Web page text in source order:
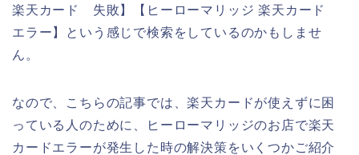
楽天カード 失敗】【ヒーローマリッジ 楽天カード
エラー】という感じで検索をしているのかもしませ
ん。
なので、こちらの記事では、楽天カードが使えずに困
っている人のために、ヒーローマリッジのお店で楽天
カードエラーが発生した時の解決策をいくつかご紹介